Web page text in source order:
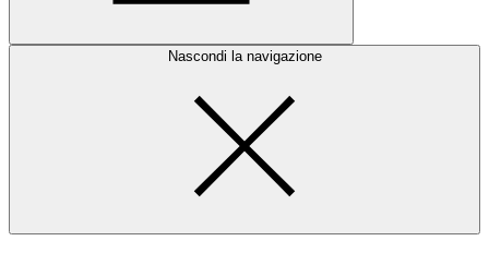
Nascondi la navigazione